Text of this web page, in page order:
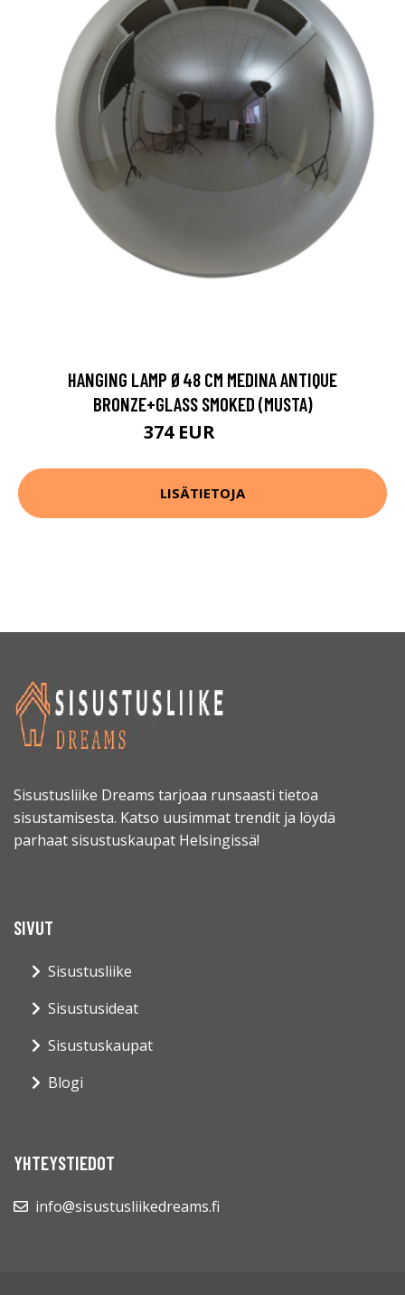
HANGING LAMP Ø48 CM MEDINA ANTIQUE
BRONZE+GLASS SMOKED (MUSTA)
374 EUR
LISÄTIETOJA
Sisustusliike Dreams tarjoaa runsaasti tietoa
sisustamisesta. Katso uusimmat trendit ja löydä
parhaat sisustuskaupat Helsingissä!
SIVUT
Sisustusliike
Sisustusideat
Sisustuskaupat
Blogi
YHTEYSTIEDOT
info@sisustusliikedreams.fi